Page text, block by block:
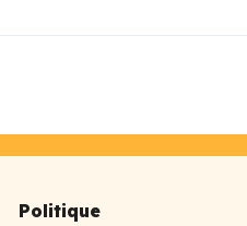
Politique